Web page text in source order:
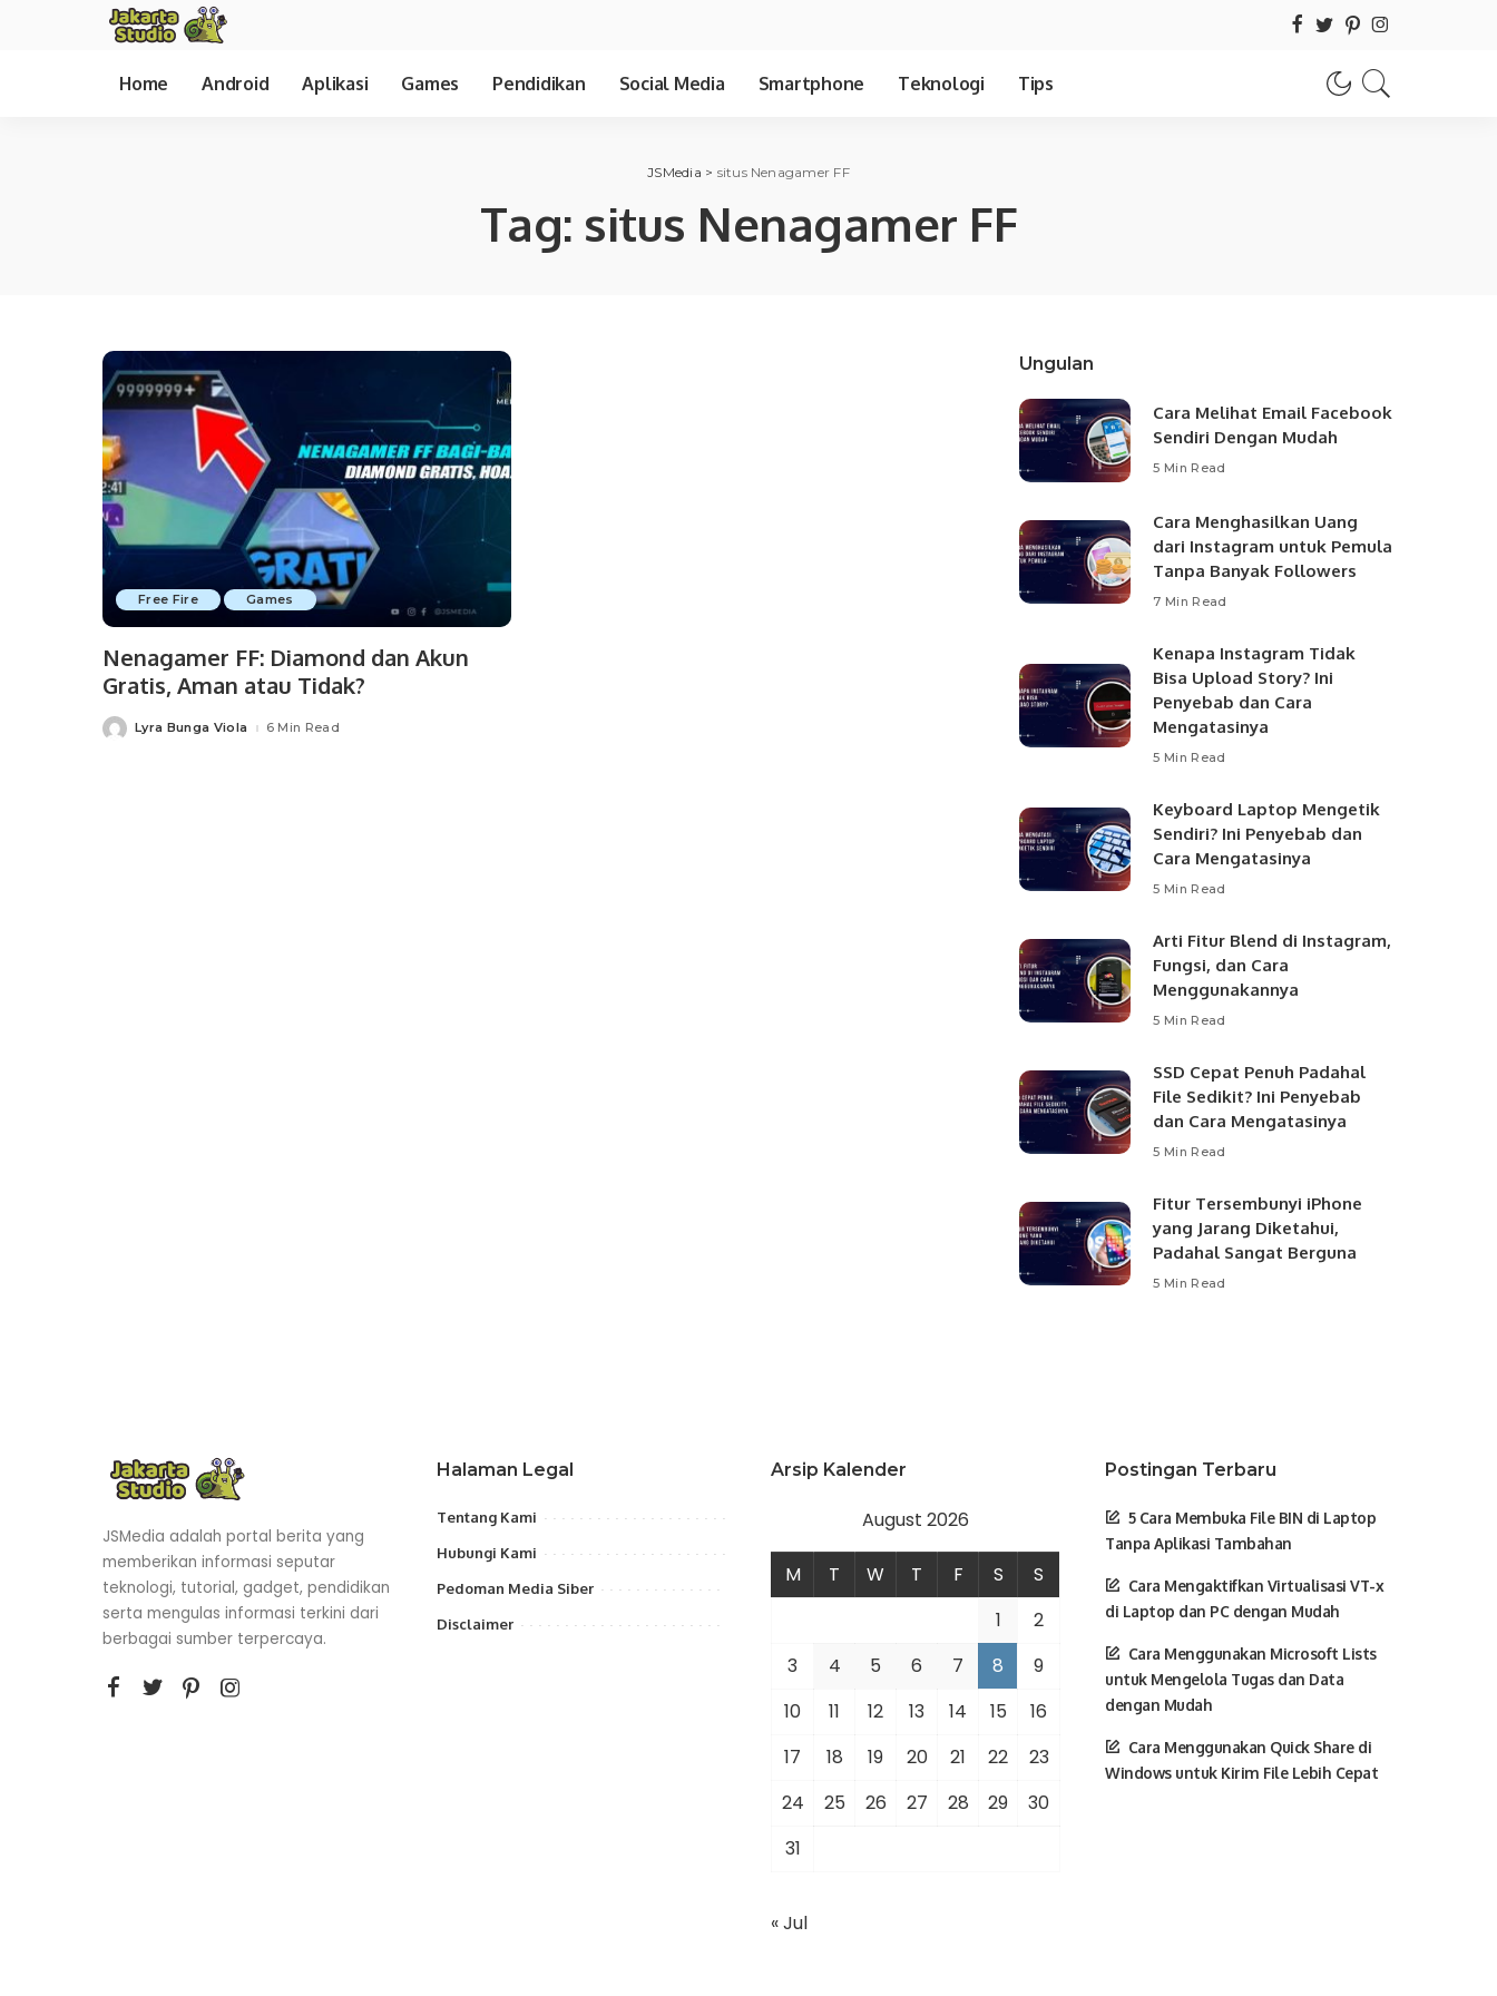
Home Android Aplikasi Games Pendidikan Social Media Smartphone Teknologi Tips
JSMedia > situs Nenagamer FF
Tag: situs Nenagamer FF
Free Fire Games
Nenagamer FF: Diamond dan Akun
Gratis, Aman atau Tidak?
PostedLyra Bunga Viola 6 Min Read
Ungulan
Cara Melihat Email Facebook
Sendiri Dengan Mudah
5 Min Read
Cara Menghasilkan Uang
dari Instagram untuk Pemula
Tanpa Banyak Followers
7 Min Read
Kenapa Instagram Tidak
Bisa Upload Story? Ini
Penyebab dan Cara
Mengatasinya
5 Min Read
Keyboard Laptop Mengetik
Sendiri? Ini Penyebab dan
Cara Mengatasinya
5 Min Read
Arti Fitur Blend di Instagram,
Fungsi, dan Cara
Menggunakannya
5 Min Read
SSD Cepat Penuh Padahal
File Sedikit? Ini Penyebab
dan Cara Mengatasinya
5 Min Read
Fitur Tersembunyi iPhone
yang Jarang Diketahui,
Padahal Sangat Berguna
5 Min Read
JSMedia adalah portal berita yang
memberikan informasi seputar
teknologi, tutorial, gadget, pendidikan
serta mengulas informasi terkini dari
berbagai sumber terpercaya.
Halaman Legal
Tentang Kami
Hubungi Kami
Pedoman Media Siber
Disclaimer
Arsip Kalender
August 2026
M T W T F S
S
1
2
3
4 5 6 7 8
9
10
11 12 13 14 15
16
17
18 19 20 21 22
23
24
25 26 27 28 29
30
31
« Jul
Postingan Terbaru
5 Cara Membuka File BIN di Laptop
Tanpa Aplikasi Tambahan
Cara Mengaktifkan Virtualisasi VT-x
di Laptop dan PC dengan Mudah
Cara Menggunakan Microsoft Lists
untuk Mengelola Tugas dan Data
dengan Mudah
Cara Menggunakan Quick Share di
Windows untuk Kirim File Lebih Cepat